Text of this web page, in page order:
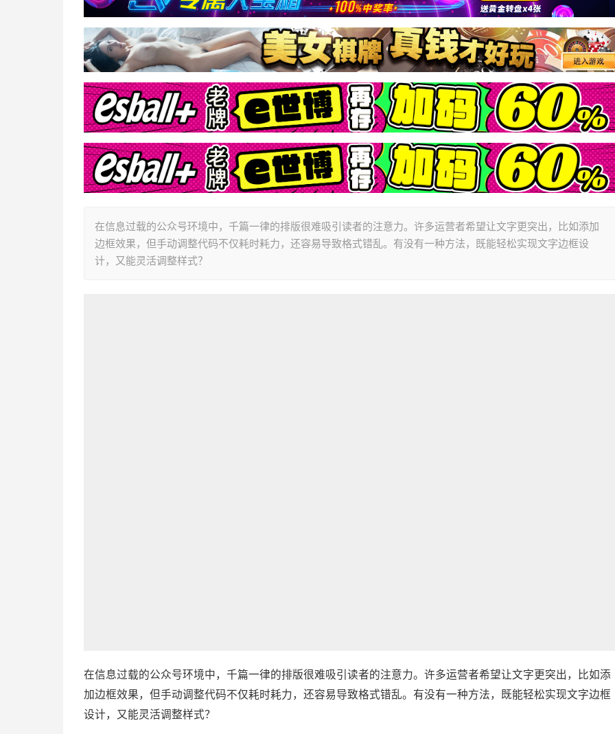
在信息过载的公众号环境中，千篇一律的排版很难吸引读者的注意力。许多运营者希望让文字更突出，比如添加
边框效果，但手动调整代码不仅耗时耗力，还容易导致格式错乱。有没有一种方法，既能轻松实现文字边框设
计，又能灵活调整样式？
在信息过载的公众号环境中，千篇一律的排版很难吸引读者的注意力。许多运营者希望让文字更突出，比如添
加边框效果，但手动调整代码不仅耗时耗力，还容易导致格式错乱。有没有一种方法，既能轻松实现文字边框
设计，又能灵活调整样式？